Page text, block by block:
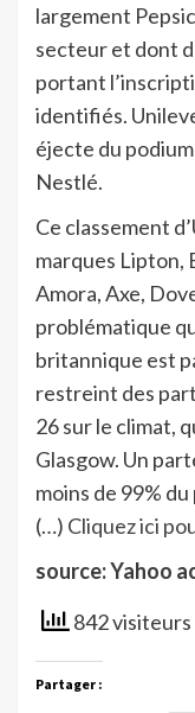
largement
secteur et dont
portant
identifiés.
éjecte du
Nestlé.
Ce classement
marques Lipton,
Amora, Axe,
problématique
britannique est
restreint des
26 sur le climat,
Glasgow. Un
moins de 99%
(…) Cliquez ici
source: Yahoo
842
Partager :